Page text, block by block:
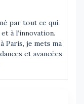
par tout ce qui
à l’innovation.
Paris, je mets ma
et avancées